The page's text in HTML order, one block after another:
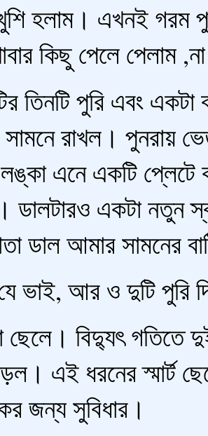
হলাম। এখনই গরম
কিছু পেলে পেলাম
তিনটি পুরি এবং
রাখল। পুনরায়
লঙ্কা এনে একটি
ডালটারও একটা নতুন
ডাল আমার সামনের
ভাই, আর ও দুটি পুরি
ছেলে। বিদ্যুৎ গতিতে
এই ধরনের স্মার্ট
জন্য সুবিধার।